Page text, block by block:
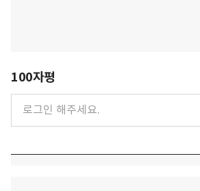
100자평